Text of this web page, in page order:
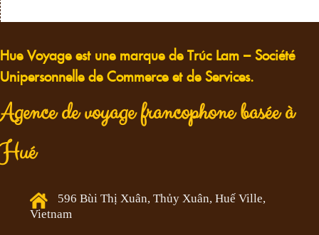
Hue Voyage est une marque de Trúc Lam – Société
Unipersonnelle de Commerce et de Services.
Agence de voyage francophone basée à
Hué
596 Bùi Thị Xuân, Thủy Xuân, Huế Ville,
Vietnam